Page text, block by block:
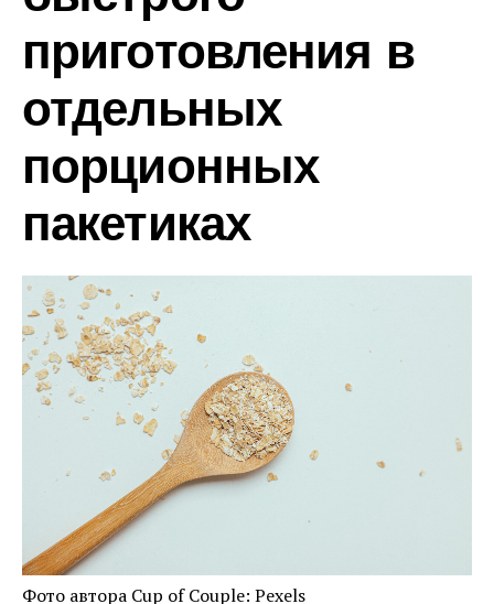
приготовления в
отдельных
порционных
пакетиках
Фото автора Cup of Couple: Pexels